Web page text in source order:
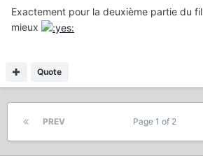
Exactement pour la deuxième partie du
mieux
Quote
PREV Page 1 of 2